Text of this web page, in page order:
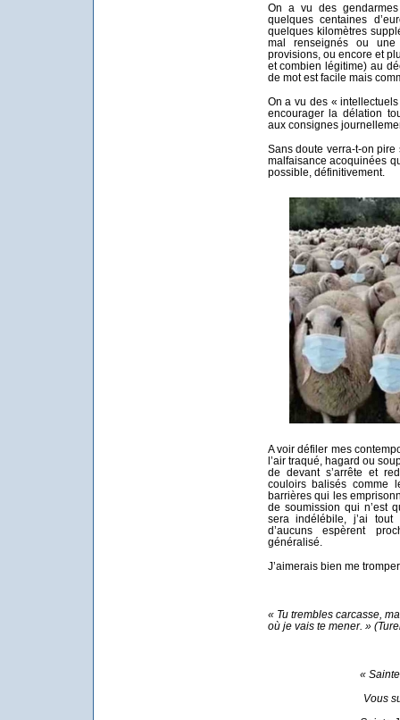
On a vu des gendarmes
quelques centaines
quelques kilomètres
mal renseignés ou
provisions, ou encore et
et combien légitime) au
de mot est facile mais
On a vu des «
encourager la délation
aux consignes
Sans doute verra-t-on pire
malfaisance acoquinées
possible, définitivement.
A voir défiler mes
l’air traqué, hagard ou
de devant s’arrête et
couloirs balisés comme
barrières qui les
de soumission qui n’est
sera indélébile, j’ai
d’aucuns espèrent
généralisé.
J’aimerais bien me
« Tu trembles carcasse,
où je vais te mener. »
«
Vous